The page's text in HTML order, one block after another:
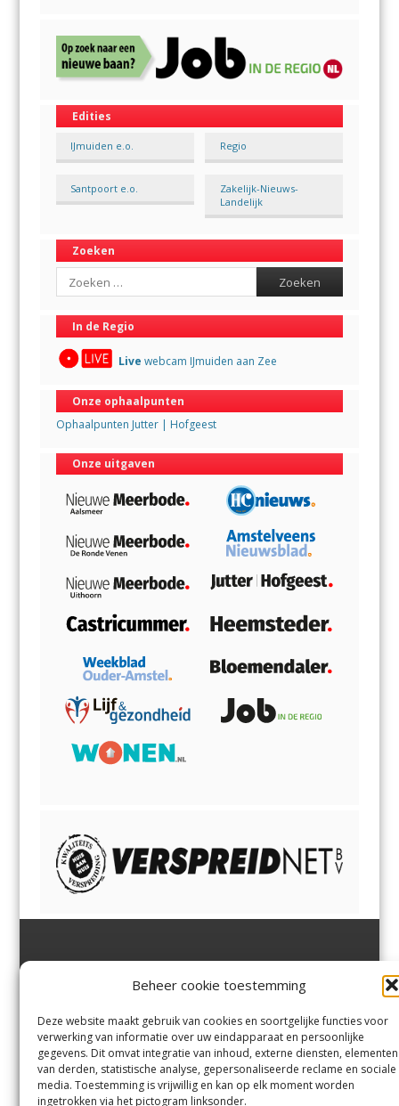
Beheer cookie toestemming
Deze website maakt gebruik van cookies en soortgelijke functies voor
verwerking van informatie over uw eindapparaat en persoonlijke
gegevens. Dit omvat integratie van inhoud, externe diensten, elementen
van derden, statistische analyse, gepersonaliseerde reclame en sociale
media. Toestemming is vrijwillig en kan op elk moment worden
ingetrokken via het pictogram linksonder.
Edities
IJmuiden e.o. Regio
Santpoort e.o.
Zakelijk-Nieuws-
Landelijk
Zoeken
Search
In de Regio
Live webcam IJmuiden aan Zee
Onze ophaalpunten
Ophaalpunten Jutter | Hofgeest
Onze uitgaven
Margadantstraat 34
0255-533900
info@jutter.nlofinfo@hofgee
st.nl
Velserbroek,Velsen-Zuid,
Zuid,Driehuisen
Spaarnwoude.
Contact